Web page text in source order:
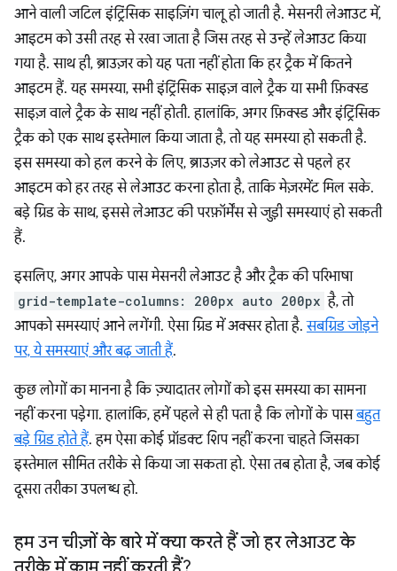
आने वाली जटिल इंट्रिंसिक साइज़िंग चालू हो जाती है. मेसनरी लेआउट में,
आइटम को उसी तरह से रखा जाता है जिस तरह से उन्हें लेआउट किया
गया है. साथ ही, ब्राउज़र को यह पता नहीं होता कि हर ट्रैक में कितने
आइटम हैं. यह समस्या, सभी इंट्रिंसिक साइज़ वाले ट्रैक या सभी फ़िक्स्ड
साइज़ वाले ट्रैक के साथ नहीं होती. हालांकि, अगर फ़िक्स्ड और इंट्रिंसिक
ट्रैक को एक साथ इस्तेमाल किया जाता है, तो यह समस्या हो सकती है.
इस समस्या को हल करने के लिए, ब्राउज़र को लेआउट से पहले हर
आइटम को हर तरह से लेआउट करना होता है, ताकि मेज़रमेंट मिल सके.
बड़े ग्रिड के साथ, इससे लेआउट की परफ़ॉर्मेंस से जुड़ी समस्याएं हो सकती
हैं.
इसलिए, अगर आपके पास मेसनरी लेआउट है और ट्रैक की परिभाषा
grid-template-columns: 200px auto 200px है, तो
आपको समस्याएं आने लगेंगी. ऐसा ग्रिड में अक्सर होता है.सबग्रिड जोड़ने
पर, ये समस्याएं और बढ़ जाती हैं.
कुछ लोगों का मानना है कि ज़्यादातर लोगों को इस समस्या का सामना
नहीं करना पड़ेगा. हालांकि, हमें पहले से ही पता है कि लोगों के पासबहुत
बड़े ग्रिड होते हैं. हम ऐसा कोई प्रॉडक्ट शिप नहीं करना चाहते जिसका
इस्तेमाल सीमित तरीके से किया जा सकता हो. ऐसा तब होता है, जब कोई
दूसरा तरीका उपलब्ध हो.
हम उन चीज़ों के बारे में क्या करते हैं जो हर लेआउट के